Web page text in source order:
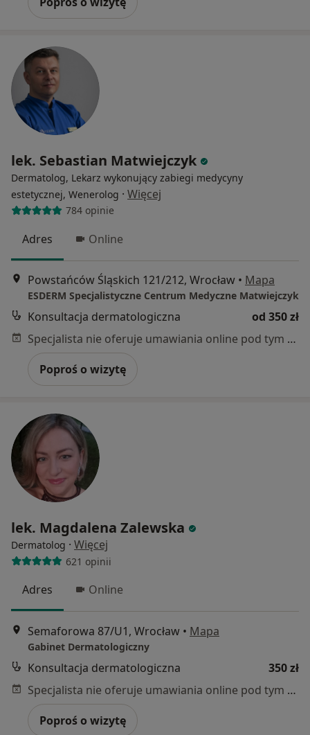
lek. Sebastian Matwiejczyk
Dermatolog, Lekarz wykonujący zabiegi medycyny
estetycznej, Wenerolog · Więcej
784 opinie
Adres Online
Powstańców Śląskich 121/212, Wrocław • Mapa
ESDERM Specjalistyczne Centrum Medyczne Matwiejczyk
Konsultacja dermatologiczna
od 350 zł
Specjalista nie oferuje umawiania online pod tym adresem.
Poproś o wizytę
lek. Magdalena Zalewska
Dermatolog · Więcej
621 opinii
Adres Online
Semaforowa 87/U1, Wrocław • Mapa
Gabinet Dermatologiczny
Konsultacja dermatologiczna
350 zł
Specjalista nie oferuje umawiania online pod tym adresem.
Poproś o wizytę